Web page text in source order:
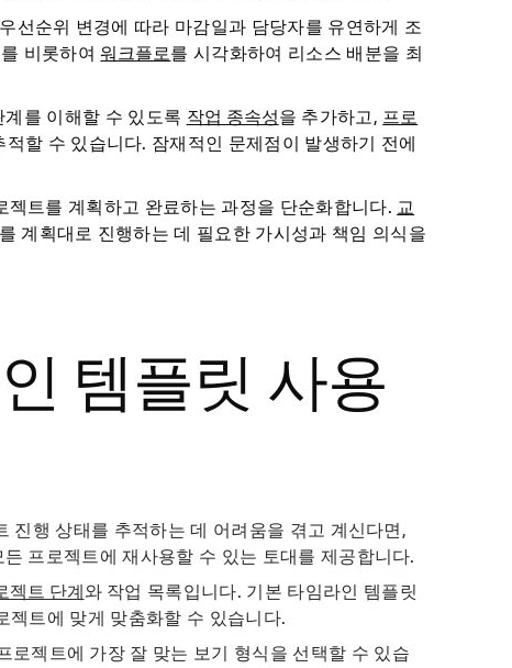
선순위 변경에 따라 마감일과 담당자를 유연하게 조
를 비롯하여워크플로를 시각화하여 리소스 배분을 최
를 이해할 수 있도록 작업 종속성을 추가하고, 프로
할 수 있습니다. 잠재적인 문제점이 발생하기 전에
젝트를 계획하고 완료하는 과정을 단순화합니다. 교
계획대로 진행하는 데 필요한 가시성과 책임 의식을
템플릿 사용
진행 상태를 추적하는 데 어려움을 겪고 계신다면,
프로젝트에 재사용할 수 있는 토대를 제공합니다.
젝트 단계와 작업 목록입니다. 기본 타임라인 템플릿
젝트에 맞게 맞춤화할 수 있습니다.
로젝트에 가장 잘 맞는 보기 형식을 선택할 수 있습